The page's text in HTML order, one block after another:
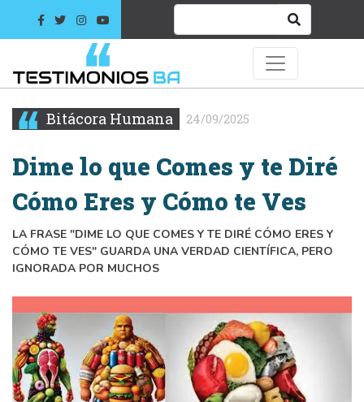
Bitácora Humana 24/09/2025
Dime lo que Comes y te Diré
Cómo Eres y Cómo te Ves
LA FRASE "DIME LO QUE COMES Y TE DIRÉ CÓMO ERES Y
CÓMO TE VES" GUARDA UNA VERDAD CIENTÍFICA, PERO
IGNORADA POR MUCHOS